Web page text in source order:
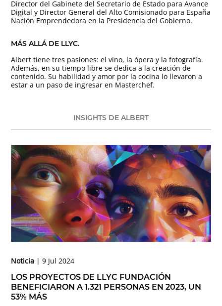
Director del Gabinete del Secretario de Estado para Avance
Digital y Director General del Alto Comisionado para España
Nación Emprendedora en la Presidencia del Gobierno.
MÁS ALLÁ DE LLYC.
Albert tiene tres pasiones: el vino, la ópera y la fotografía.
Además, en su tiempo libre se dedica a la creación de
contenido. Su habilidad y amor por la cocina lo llevaron a
estar a un paso de ingresar en Masterchef.
INSIGHTS DE ALBERT
Noticia
9 Jul 2024
LOS PROYECTOS DE LLYC FUNDACIÓN
BENEFICIARON A 1.321 PERSONAS EN 2023, UN
53% MÁS